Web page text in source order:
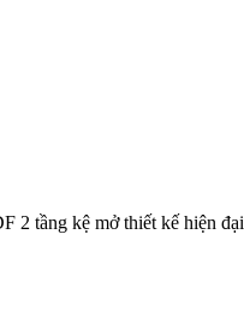
2 tầng kệ mở thiết kế hiện đại